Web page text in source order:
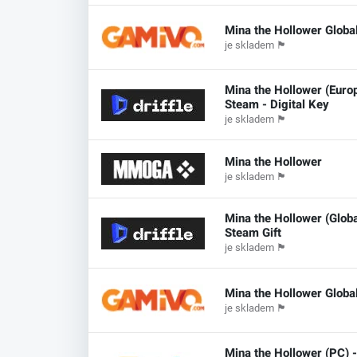
Mina the Hollower
je skladem 🏴
Mina the Hollower
Steam - Digital Key
je skladem 🏴
Mina the Hollower
je skladem 🏴
Mina the Hollower
Steam Gift
je skladem 🏴
Mina the Hollower
je skladem 🏴
Mina the Hollower (PC)